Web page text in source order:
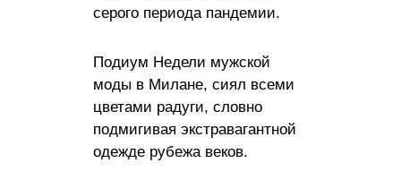
серого периода пандемии.
Подиум Недели мужской
моды в Милане, сиял всеми
цветами радуги, словно
подмигивая экстравагантной
одежде рубежа веков.